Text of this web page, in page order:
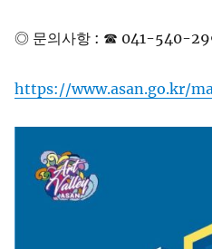
◎ 문의사항 : ☎ 041-540-
https://www.asan.go.kr/